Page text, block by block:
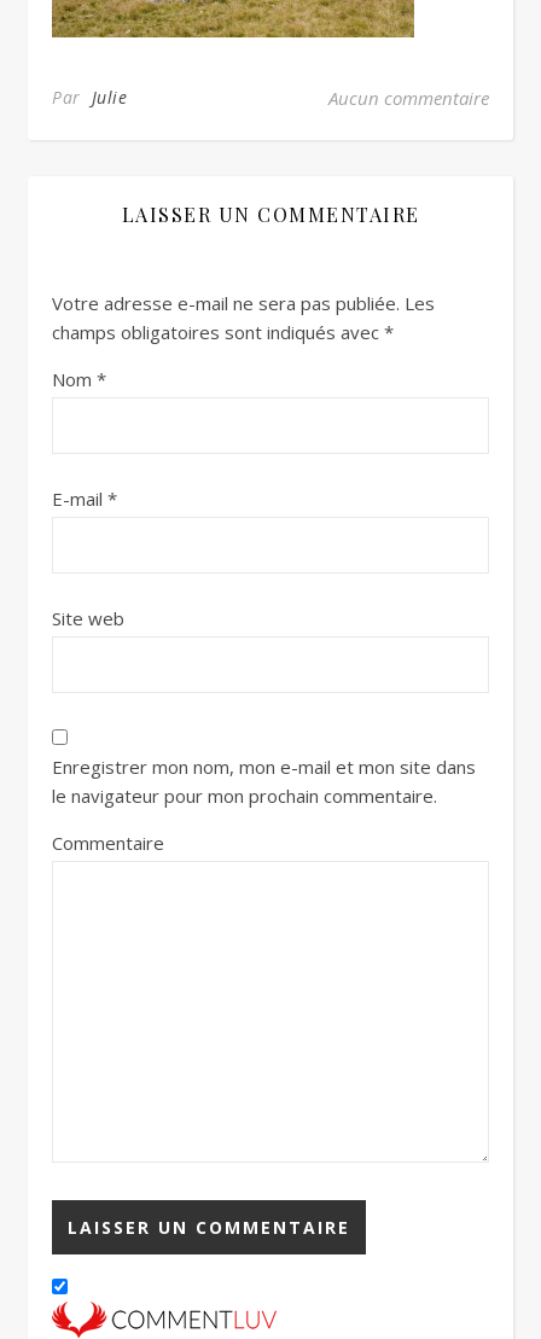
Par Julie Aucun commentaire
LAISSER UN COMMENTAIRE
Votre adresse e-mail ne sera pas publiée. Les
champs obligatoires sont indiqués avec *
Nom *
E-mail *
Site web
Enregistrer mon nom, mon e-mail et mon site dans
le navigateur pour mon prochain commentaire.
Commentaire